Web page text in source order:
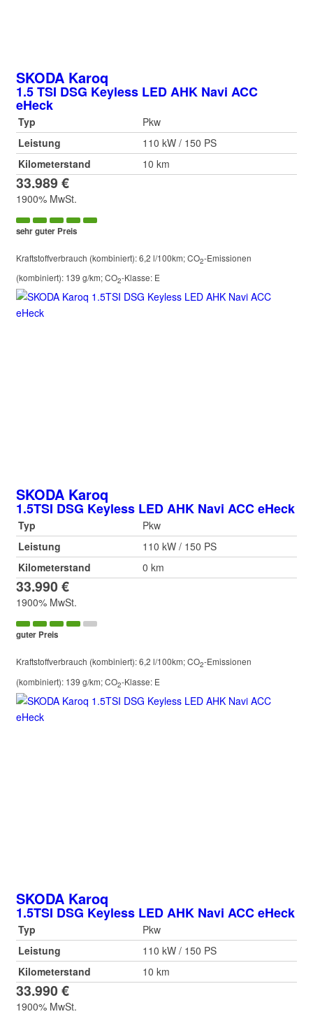
SKODA Karoq
1.5 TSI DSG Keyless LED AHK Navi ACC
eHeck
Typ
Pkw
Leistung
110 kW / 150 PS
Kilometerstand
10 km
33.989 €
1900% MwSt.
sehr guter Preis
Kraftstoffverbrauch (kombiniert):6,2 l/100km;CO2-Emissionen
(kombiniert): 139 g/km;CO2-Klasse: E
SKODA Karoq
1.5TSI DSG Keyless LED AHK Navi ACC eHeck
Typ
Pkw
Leistung
110 kW / 150 PS
Kilometerstand
0 km
33.990 €
1900% MwSt.
guter Preis
Kraftstoffverbrauch (kombiniert):6,2 l/100km;CO2-Emissionen
(kombiniert): 139 g/km;CO2-Klasse: E
SKODA Karoq
1.5TSI DSG Keyless LED AHK Navi ACC eHeck
Typ
Pkw
Leistung
110 kW / 150 PS
Kilometerstand
10 km
33.990 €
1900% MwSt.